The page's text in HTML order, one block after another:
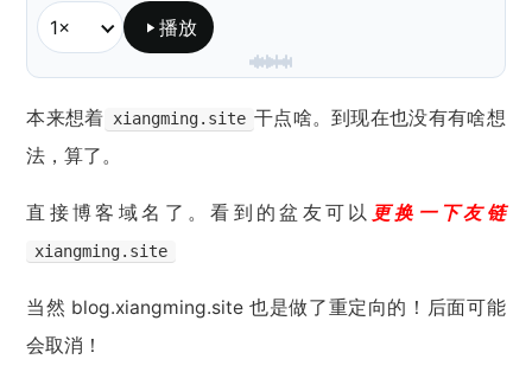
播放
本来想着 xiangming.site 干点啥。到现在也没有有啥想
法，算了。
直接博客域名了。看到的盆友可以 更换一下友链
xiangming.site
当然 blog.xiangming.site 也是做了重定向的！后面可能
会取消！